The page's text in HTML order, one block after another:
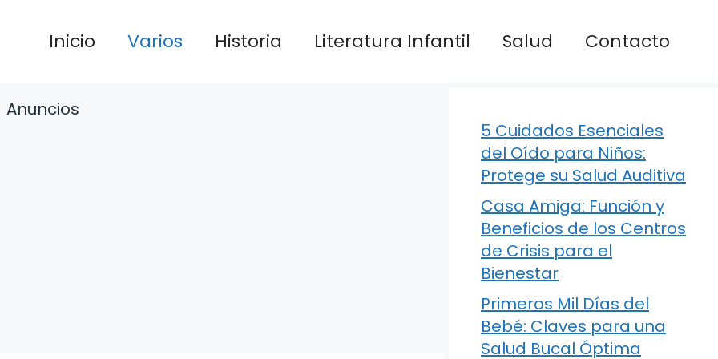
Inicio Varios Historia Literatura Infantil Salud Contacto
Anuncios
5 Cuidados Esenciales
del Oído para Niños:
Protege su Salud Auditiva
Casa Amiga: Función y
Beneficios de los Centros
de Crisis para el
Bienestar
Primeros Mil Días del
Bebé: Claves para una
Salud Bucal Óptima